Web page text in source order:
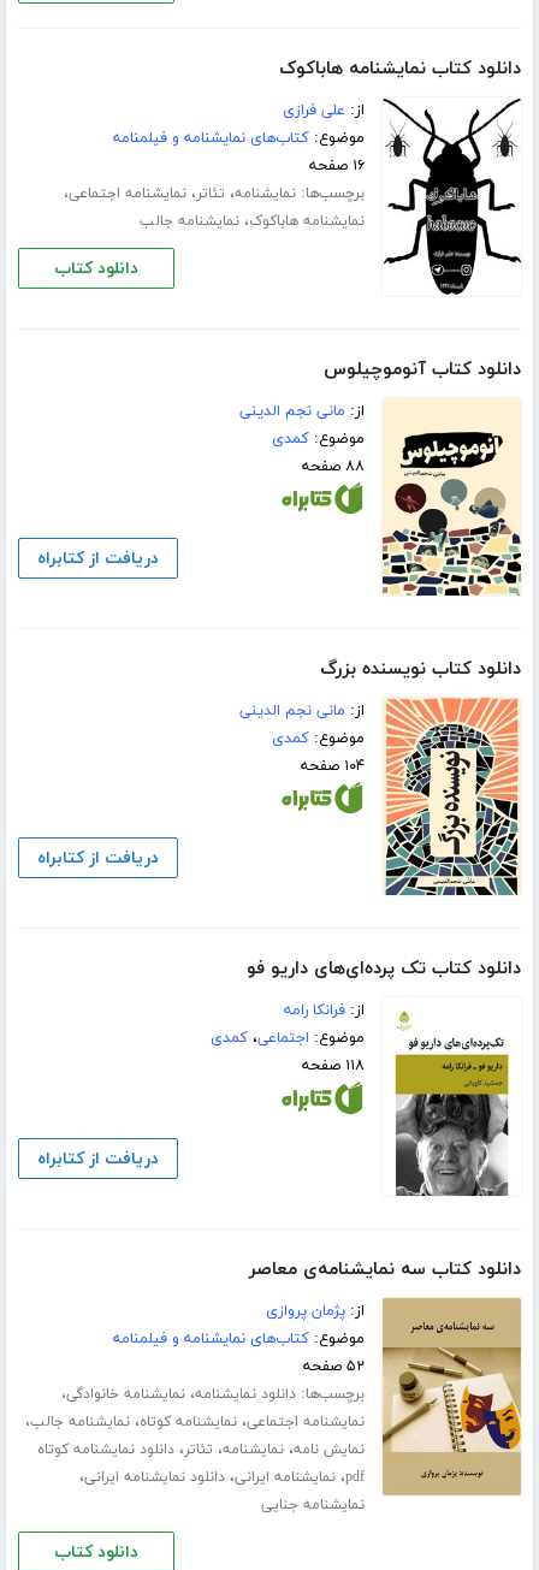
دانلود کتاب نمایشنامه هاباکوک
از: علی فرازی
موضوع:کتاب‌های نمایشنامه و فیلمنامه
۱۶ صفحه
برچسب‌ها:نمایشنامه، تئاتر،نمایشنامه اجتماعی،
نمایشنامه هاباکوک،نمایشنامه جالب
دانلود کتاب
دانلود کتاب آنوموچیلوس
از: مانی نجم الدینی
موضوع:کمدی
۸۸ صفحه
دریافت از کتابراه
دانلود کتاب نویسنده بزرگ
از: مانی نجم الدینی
موضوع:کمدی
۱۰۴ صفحه
دریافت از کتابراه
دانلود کتاب تک پرده‌ای‌های داریو فو
از:فرانکا رامه
موضوع: اجتماعی،کمدی
۱۱۸ صفحه
دریافت از کتابراه
دانلود کتاب سه نمایشنامه‌ی معاصر
از:پژمان پروازی
موضوع:کتاب‌های نمایشنامه و فیلمنامه
۵۲ صفحه
برچسب‌ها:دانلود نمایشنامه،نمایشنامه خانوادگی،
نمایشنامه اجتماعی،نمایشنامه کوتاه،نمایشنامه جالب،
نمایش نامه،نمایشنامه، تئاتر،دانلود نمایشنامه کوتاه
pdf،نمایشنامه ایرانی،دانلود نمایشنامه ایرانی،
نمایشنامه جنایی
دانلود کتاب